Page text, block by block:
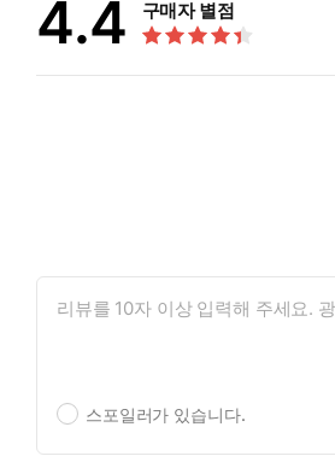
4.4 구매자 별점
스포일러가 있습니다.